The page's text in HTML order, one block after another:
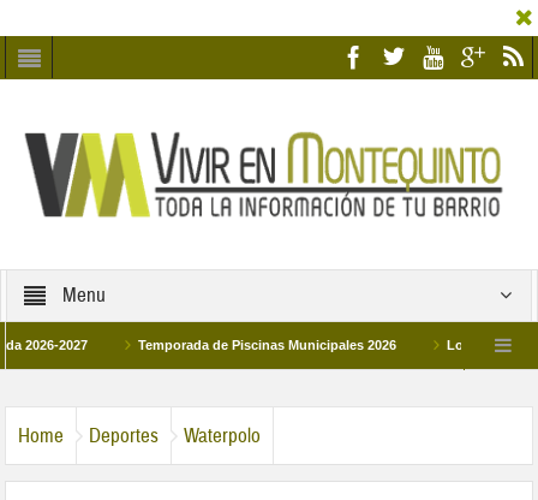
Menu
Temporada de Piscinas Municipales 2026 Los Campus de
Home Deportes Waterpolo